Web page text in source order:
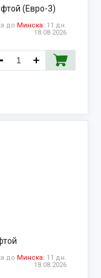
(Евро-3)
до Минска: 11 дн.
18.08.2026
до Минска: 11 дн.
18.08.2026